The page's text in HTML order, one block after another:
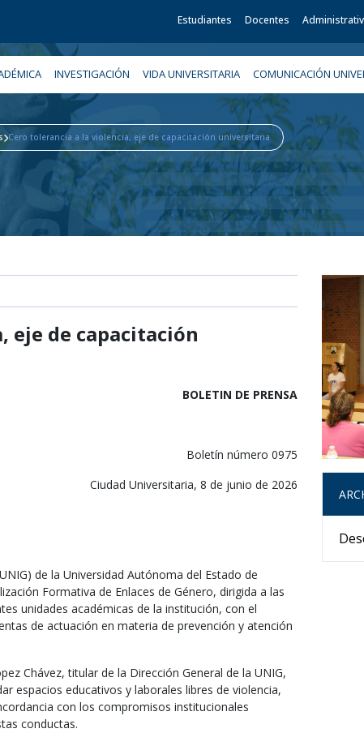
Estudiantes Docentes
INVESTIGACIÓN VIDA UNIVERSITARIA COMUNICACIÓN
Cero tolerancia a la violencia, eje de capacitación universitaria
eje de capacitación
BOLETIN DE PRENSA
Boletín número 0975
Ciudad Universitaria, 8 de junio de 2026
de la Universidad Autónoma del Estado de
Formativa de Enlaces de Género, dirigida a las
unidades académicas de la institución, con el
de actuación en materia de prevención y atención
Chávez, titular de la Dirección General de la UNIG,
espacios educativos y laborales libres de violencia,
con los compromisos institucionales
conductas.